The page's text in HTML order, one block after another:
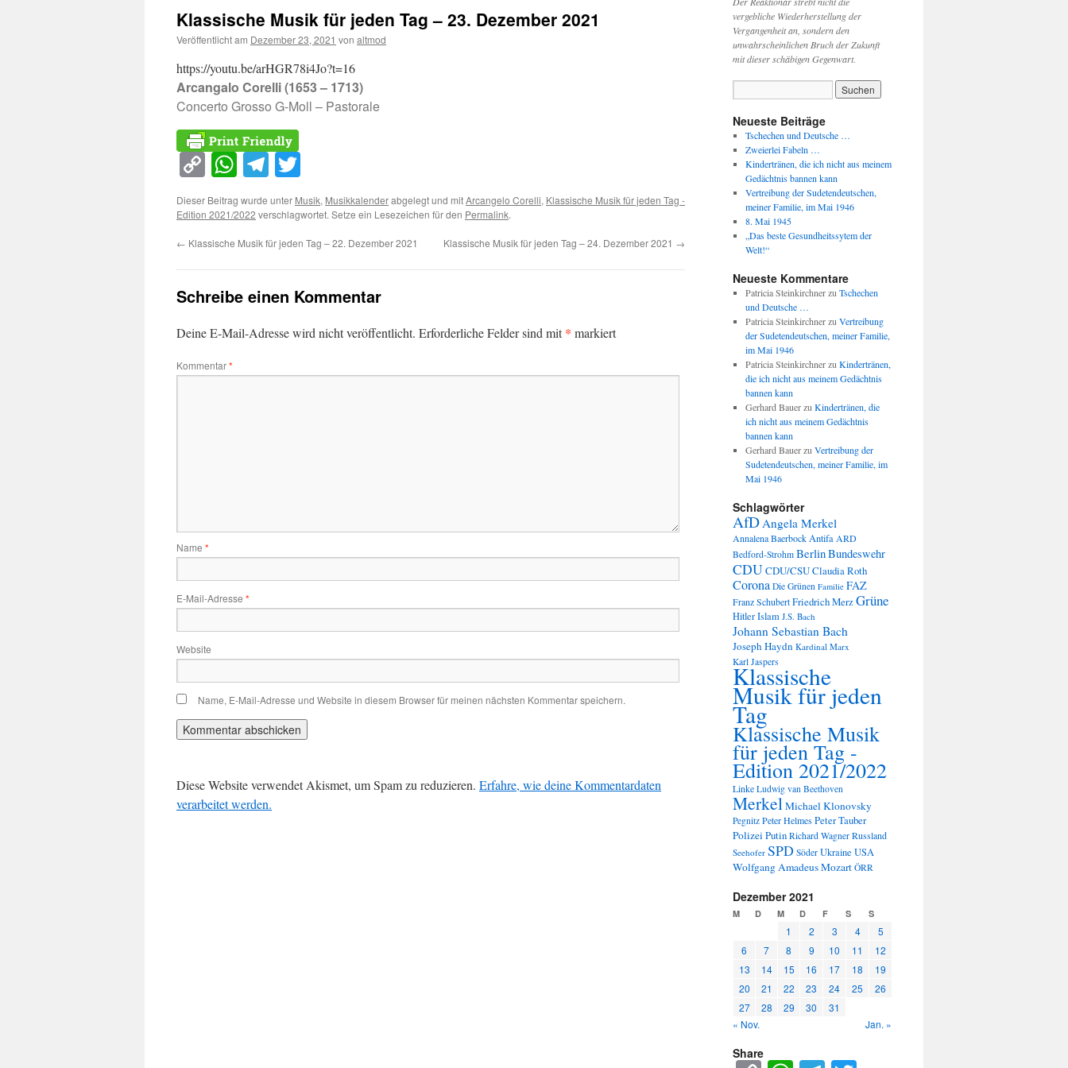
Klassische Musik für jeden Tag – 23. Dezember 2021
Veröffentlicht am Dezember 23, 2021 von altmod
https://youtu.be/arHGR78i4Jo?t=16
Arcangalo Corelli (1653 – 1713)
Concerto Grosso G-Moll – Pastorale
Copy
Link
WhatsApp
Telegram
Dieser Beitrag wurde unter Musik, Musikkalenderabgelegt und mitArcangelo Corelli, Klassische Musik für jeden Tag -
Edition 2021/2022 verschlagwortet. Setze ein Lesezeichen für den Permalink.
← Klassische Musik für jeden Tag – 22. Dezember 2021 Klassische Musik für jeden Tag – 24. Dezember 2021 →
Schreibe einen Kommentar
Deine E-Mail-Adresse wird nicht veröffentlicht. Erforderliche Felder sind mit* markiert
Kommentar*
Name *
E-Mail-Adresse *
Website
Name, E-Mail-Adresse und Website in diesem Browser für meinen nächsten Kommentar speichern.
Diese Website verwendet Akismet, um Spam zu reduzieren. Erfahre, wie deine Kommentardaten
verarbeitet werden.
vergebliche Wiederherstellung der
Vergangenheit an, sondern den
unwahrscheinlichen Bruch der Zukunft
mit dieser schäbigen Gegenwart.
Neueste Beiträge
Tschechen und Deutsche …
Zweierlei Fabeln …
Kindertränen, die ich nicht aus meinem
Gedächtnis bannen kann
Vertreibung der Sudetendeutschen,
meiner Familie, im Mai 1946
8. Mai 1945
„Das beste Gesundheitssytem der
Welt!“
Neueste Kommentare
Patricia Steinkirchnerzu Tschechen
und Deutsche …
Patricia Steinkirchnerzu Vertreibung
der Sudetendeutschen, meiner Familie,
im Mai 1946
Patricia Steinkirchnerzu Kindertränen,
die ich nicht aus meinem Gedächtnis
bannen kann
Gerhard Bauerzu Kindertränen, die
ich nicht aus meinem Gedächtnis
bannen kann
Gerhard Bauerzu Vertreibung der
Sudetendeutschen, meiner Familie, im
Mai 1946
Schlagwörter
AfDAngela Merkel
Annalena BaerbockAntifa ARD
Bedford-Strohm BerlinBundeswehr
CDUCDU/CSUClaudia Roth
Corona Die Grünen Familie FAZ
Franz SchubertFriedrich MerzGrüne
HitlerIslam J.S. Bach
Johann Sebastian Bach
Joseph Haydn Kardinal Marx
Karl Jaspers
Klassische
Musik für jeden
Tag
Klassische Musik
für jeden Tag -
Edition 2021/2022
Linke Ludwig van Beethoven
MerkelMichael Klonovsky
Pegnitz Peter HelmesPeter Tauber
PolizeiPutin Richard Wagner Russland
Seehofer SPD Söder Ukraine USA
Wolfgang Amadeus Mozart ÖRR
Dezember 2021
M D M D F S S
1 2 3 4
5
6
7 8 9 10 11
12
13
14 15 16 17 18
19
20
21 22 23 24 25
26
27
28 29 30
31
« Nov.
Jan. »
Share